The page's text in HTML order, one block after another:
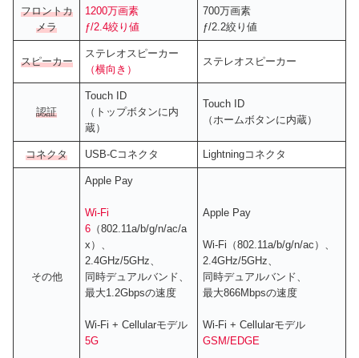
フロントカ
メラ
1200万画素
ƒ/2.4絞り値
700万画素
ƒ/2.2絞り値
スピーカー
ステレオスピーカー
（横向き）
ステレオスピーカー
認証
Touch ID
（トップボタンに内
蔵）
Touch ID
（ホームボタンに内蔵）
コネクタ USB-Cコネクタ Lightningコネクタ
その他
Apple Pay
Wi‑Fi
6 （802.11a/b/g/n/ac/a
x）、
2.4GHz/5GHz、
同時デュアルバンド、
最大1.2Gbpsの速度
Wi‑Fi + Cellularモデル
5G
Apple Pay
Wi-Fi（802.11a/b/g/n/ac）、
2.4GHz/5GHz、
同時デュアルバンド、
最大866Mbpsの速度
Wi‑Fi + Cellularモデル
GSM/EDGE